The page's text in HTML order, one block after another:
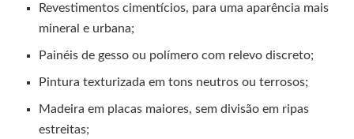
Revestimentos cimentícios, para uma aparência mais
mineral e urbana;
Painéis de gesso ou polímero com relevo discreto;
Pintura texturizada em tons neutros ou terrosos;
Madeira em placas maiores, sem divisão em ripas
estreitas;